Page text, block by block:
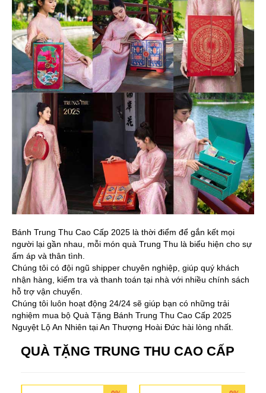
Bánh Trung Thu Cao Cấp 2025 là thời điểm để gắn kết mọi
người lại gần nhau, mỗi món quà Trung Thu là biểu hiện cho sự
ấm áp và thân tình.
Chúng tôi có đội ngũ shipper chuyên nghiệp, giúp quý khách
nhận hàng, kiểm tra và thanh toán tại nhà với nhiều chính sách
hỗ trợ vận chuyển.
Chúng tôi luôn hoạt động 24/24 sẽ giúp bạn có những trải
nghiệm mua bộ Quà Tặng Bánh Trung Thu Cao Cấp 2025
Nguyệt Lộ An Nhiên tại An Thượng Hoài Đức hài lòng nhất.
QUÀ TẶNG TRUNG THU CAO CẤP